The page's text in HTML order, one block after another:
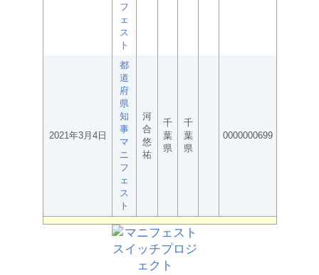
フ
ェ
ス
ト
2021年3月4日
都
道
府
県
知
事
マ
ニ
フ
ェ
ス
ト
河
合
悠
祐
千
葉
県
千
葉
県
0000000699